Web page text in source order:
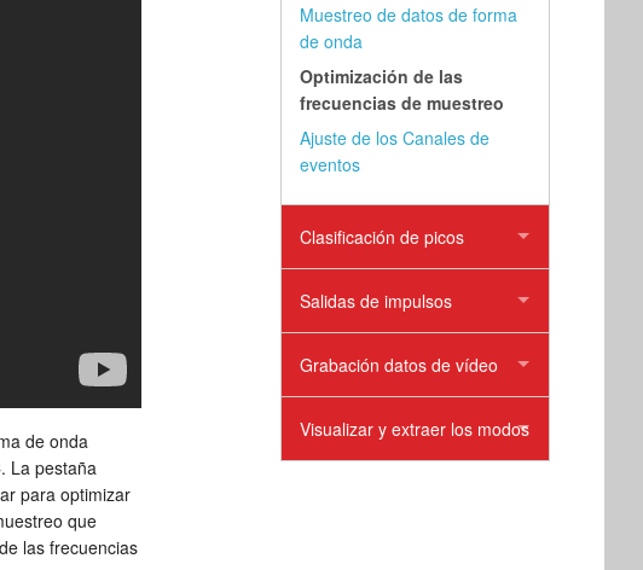
de onda
La pestaña
para optimizar
que
las frecuencias
Muestreo de datos de forma
de onda
Optimización de las
frecuencias de muestreo
Ajuste de los Canales de
eventos
Clasificación de picos
Salidas de impulsos
Grabación datos de vídeo
Visualizar y extraer los modos